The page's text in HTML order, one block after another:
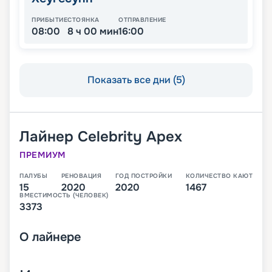
ПРИБЫТИЕ
08:00
СТОЯНКА
8 ч 00 мин
ОТПРАВЛЕНИЕ
16:00
Показать все дни (5)
Лайнер Celebrity Apex
ПРЕМИУМ
ПАЛУБЫ
15
РЕНОВАЦИЯ
2020
ГОД ПОСТРОЙКИ
2020
КОЛИЧЕСТВО КАЮТ
1467
ВМЕСТИМОСТЬ (ЧЕЛОВЕК)
3373
О лайнере